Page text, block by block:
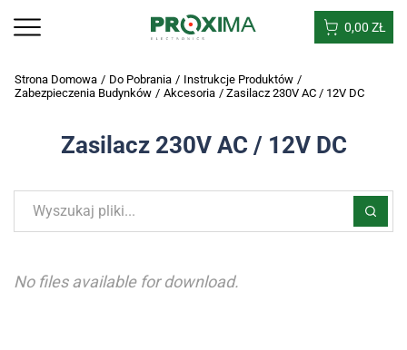
0,00 ZŁ
Strona Domowa / Do Pobrania / Instrukcje Produktów /
Zabezpieczenia Budynków / Akcesoria / Zasilacz 230V AC / 12V DC
Zasilacz 230V AC / 12V DC
No files available for download.